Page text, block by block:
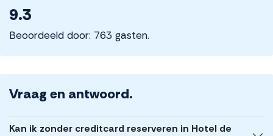
9.3
Beoordeeld door: 763 gasten.
Vraag en antwoord.
Kan ik zonder creditcard reserveren in Hotel de